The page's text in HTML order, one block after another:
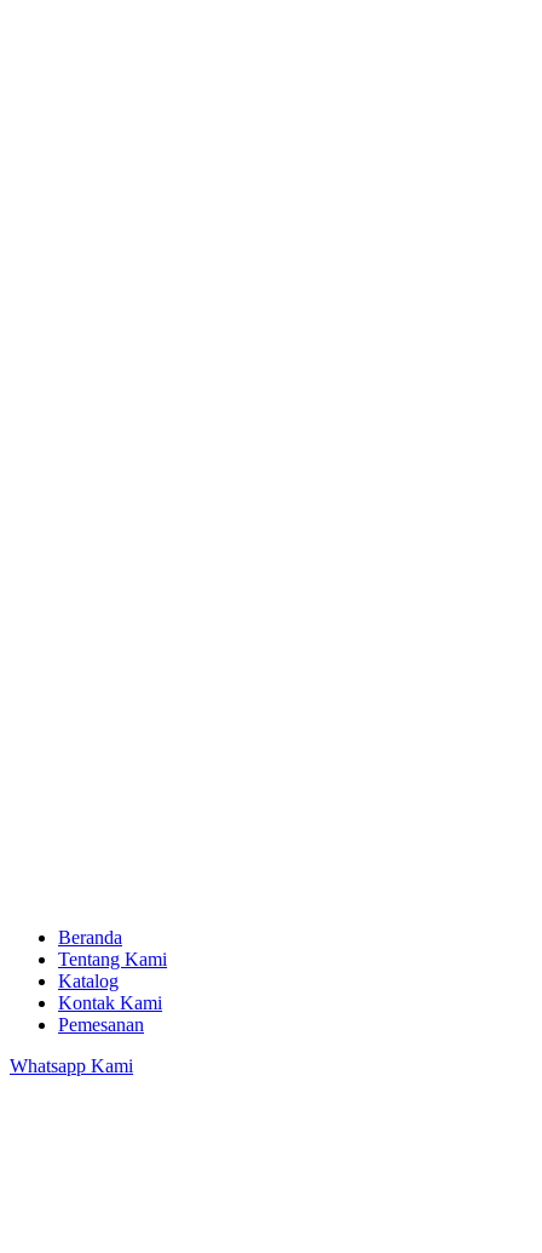
Beranda
Tentang Kami
Katalog
Kontak Kami
Pemesanan
Whatsapp Kami